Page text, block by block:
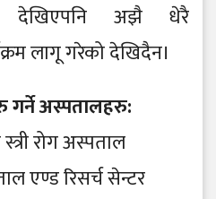
देखिएपनि अझै धेरै
लागू गरेको देखिदैन।
गर्ने अस्पतालहरु:
रोग अस्पताल
एण्ड रिसर्च सेन्टर